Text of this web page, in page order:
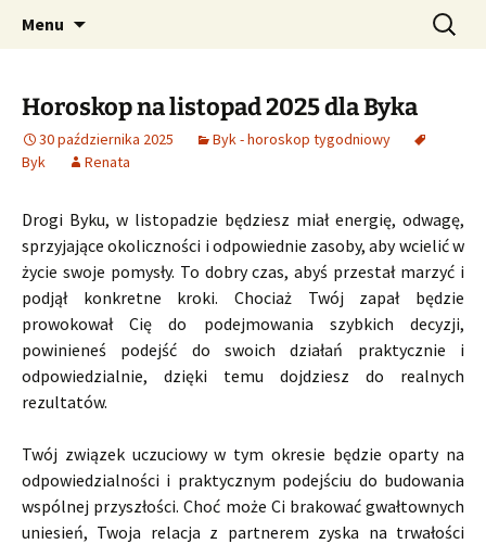
CzaroMarowy horoskop
dzienny, miesięczny i
tygodniowy
Profesjonalne przepowiednie astrologiczne
Menu Szukaj:
Horoskop na listopad 2025 dla Byka
30 października 2025
Byk - horoskop tygodniowy
Byk
Renata
Drogi Byku, w listopadzie będziesz miał energię, odwagę,
sprzyjające okoliczności i odpowiednie zasoby, aby wcielić w
życie swoje pomysły. To dobry czas, abyś przestał marzyć i
podjął konkretne kroki. Chociaż Twój zapał będzie
prowokował Cię do podejmowania szybkich decyzji,
powinieneś podejść do swoich działań praktycznie i
odpowiedzialnie, dzięki temu dojdziesz do realnych
rezultatów.
Twój związek uczuciowy w tym okresie będzie oparty na
odpowiedzialności i praktycznym podejściu do budowania
wspólnej przyszłości. Choć może Ci brakować gwałtownych
uniesień, Twoja relacja z partnerem zyska na trwałości